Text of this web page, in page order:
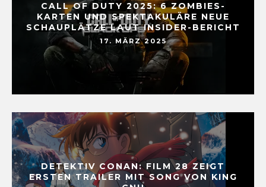
CALL OF DUTY 2025: 6 ZOMBIES-
KARTEN UND SPEKTAKULÄRE NEUE
SCHAUPLÄTZE LAUT INSIDER-BERICHT
17. MÄRZ 2025
DETEKTIV CONAN: FILM 28 ZEIGT
ERSTEN TRAILER MIT SONG VON KING